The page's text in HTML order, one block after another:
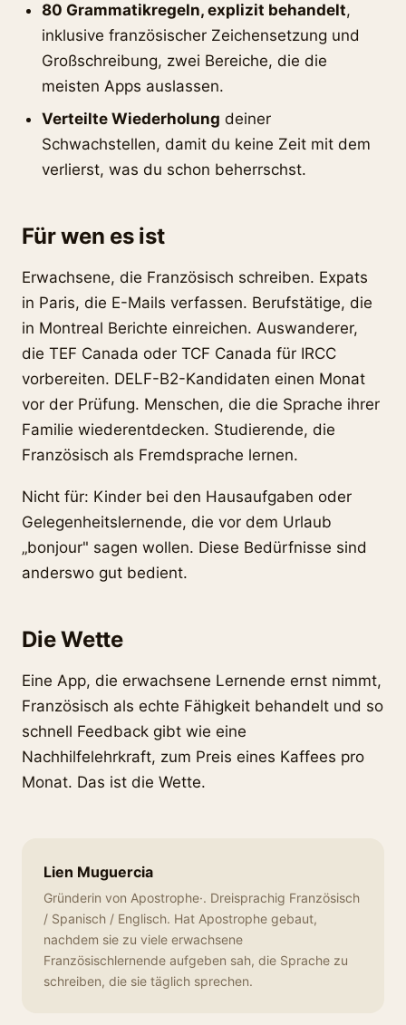
80 Grammatikregeln, explizit behandelt,
inklusive französischer Zeichensetzung und
Großschreibung, zwei Bereiche, die die
meisten Apps auslassen.
Verteilte Wiederholung deiner
Schwachstellen, damit du keine Zeit mit dem
verlierst, was du schon beherrschst.
Für wen es ist
Erwachsene, die Französisch schreiben. Expats
in Paris, die E-Mails verfassen. Berufstätige, die
in Montreal Berichte einreichen. Auswanderer,
die TEF Canada oder TCF Canada für IRCC
vorbereiten. DELF-B2-Kandidaten einen Monat
vor der Prüfung. Menschen, die die Sprache ihrer
Familie wiederentdecken. Studierende, die
Französisch als Fremdsprache lernen.
Nicht für: Kinder bei den Hausaufgaben oder
Gelegenheitslernende, die vor dem Urlaub
„bonjour" sagen wollen. Diese Bedürfnisse sind
anderswo gut bedient.
Die Wette
Eine App, die erwachsene Lernende ernst nimmt,
Französisch als echte Fähigkeit behandelt und so
schnell Feedback gibt wie eine
Nachhilfelehrkraft, zum Preis eines Kaffees pro
Monat. Das ist die Wette.
Lien Muguercia
Gründerin von Apostrophe·. Dreisprachig Französisch
/ Spanisch / Englisch. Hat Apostrophe gebaut,
nachdem sie zu viele erwachsene
Französischlernende aufgeben sah, die Sprache zu
schreiben, die sie täglich sprechen.